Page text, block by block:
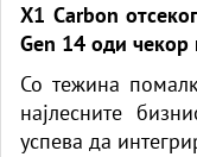
X1 Carbon
Gen 14 оди чекор
Со тежина
најлесните
успева да